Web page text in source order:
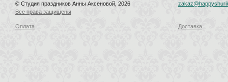
© Студия праздников Анны Аксеновой, 2026
Все права защищены
Оплата Доставка